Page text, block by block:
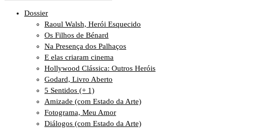
Dossier
Raoul Walsh, Herói Esquecido
Os Filhos de Bénard
Na Presença dos Palhaços
E elas criaram cinema
Hollywood Clássica: Outros Heróis
Godard, Livro Aberto
5 Sentidos (+ 1)
Amizade (com Estado da Arte)
Fotograma, Meu Amor
Diálogos (com Estado da Arte)